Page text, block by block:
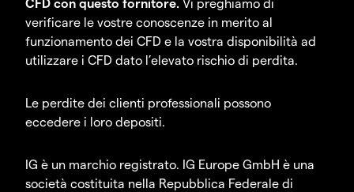
CFD con questo fornitore. Vi preghiamo di
verificare le vostre conoscenze in merito al
funzionamento dei CFD e la vostra disponibilità ad
utilizzare i CFD dato l’elevato rischio di perdita.
Le perdite dei clienti professionali possono
eccedere i loro depositi.
IG è un marchio registrato. IG Europe GmbH è una
società costituita nella Repubblica Federale di